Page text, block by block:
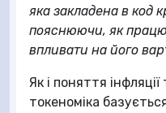
яка закладена в код
пояснюючи, як
впливати на його
Як і поняття
токеноміка